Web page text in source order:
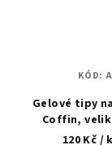
Gelové tipy
Coffin,
120 Kč /
KÓD: